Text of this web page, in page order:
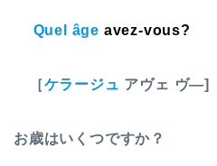
Quel âge avez-vous?
［ケラージュ アヴェ ヴ―]
お歳はいくつですか？